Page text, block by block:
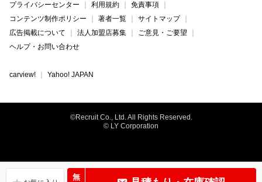
無
プライバシーセンター
利用規約
免責事項
コンテンツ制作ポリシー
著者一覧
サイトマップ
広告掲載について
法人加盟店募集
ご意見・ご要望
ヘルプ・お問い合わせ
carview! Yahoo! JAPAN
©Recruit Co., Ltd. All Rights Reserved.
© LY Corporation